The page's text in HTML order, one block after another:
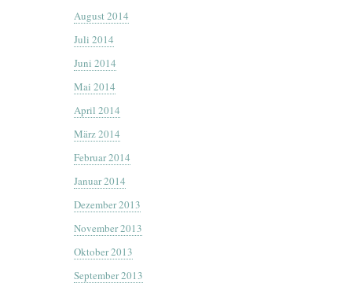
August 2014
Juli 2014
Juni 2014
Mai 2014
April 2014
März 2014
Februar 2014
Januar 2014
Dezember 2013
November 2013
Oktober 2013
September 2013